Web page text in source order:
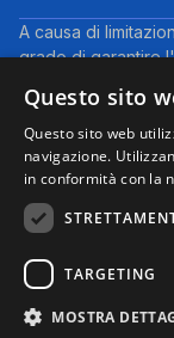
A causa di
grado di garantire
informazioni
delle attività di
informazioni
sito web del
indicati includono
(prezzi IVA
Questo sito
ricevere una
tramite i link
© 2025
Questo sito
Questo sito web
navigazione.
in conformità con la
TARGETING
MOSTRA